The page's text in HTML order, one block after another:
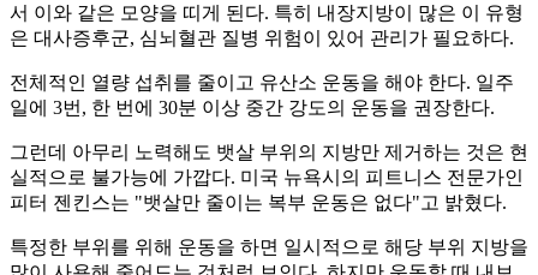
서 이와 같은 모양을 띠게 된다. 특히 내장지방이 많은 이 유형
은 대사증후군, 심뇌혈관 질병 위험이 있어 관리가 필요하다.
전체적인 열량 섭취를 줄이고 유산소 운동을 해야 한다. 일주
일에 3번, 한 번에 30분 이상 중간 강도의 운동을 권장한다.
그런데 아무리 노력해도 뱃살 부위의 지방만 제거하는 것은 현
실적으로 불가능에 가깝다. 미국 뉴욕시의 피트니스 전문가인
피터 젠킨스는 "뱃살만 줄이는 복부 운동은 없다"고 밝혔다.
특정한 부위를 위해 운동을 하면 일시적으로 해당 부위 지방을